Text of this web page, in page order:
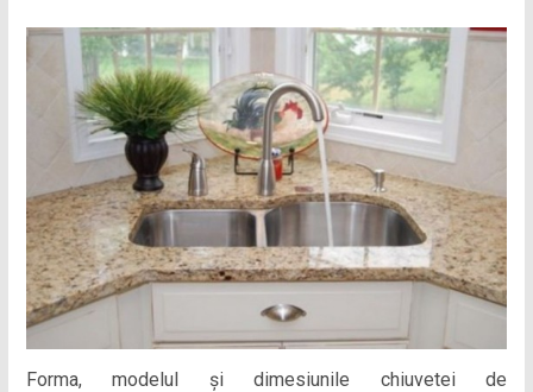
Forma, modelul și dimesiunile chiuvetei de